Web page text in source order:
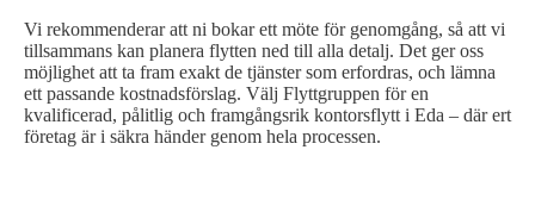
Vi rekommenderar att ni bokar ett möte för genomgång, så att vi
tillsammans kan planera flytten ned till alla detalj. Det ger oss
möjlighet att ta fram exakt de tjänster som erfordras, och lämna
ett passande kostnadsförslag. Välj Flyttgruppen för en
kvalificerad, pålitlig och framgångsrik kontorsflytt i Eda – där ert
företag är i säkra händer genom hela processen.